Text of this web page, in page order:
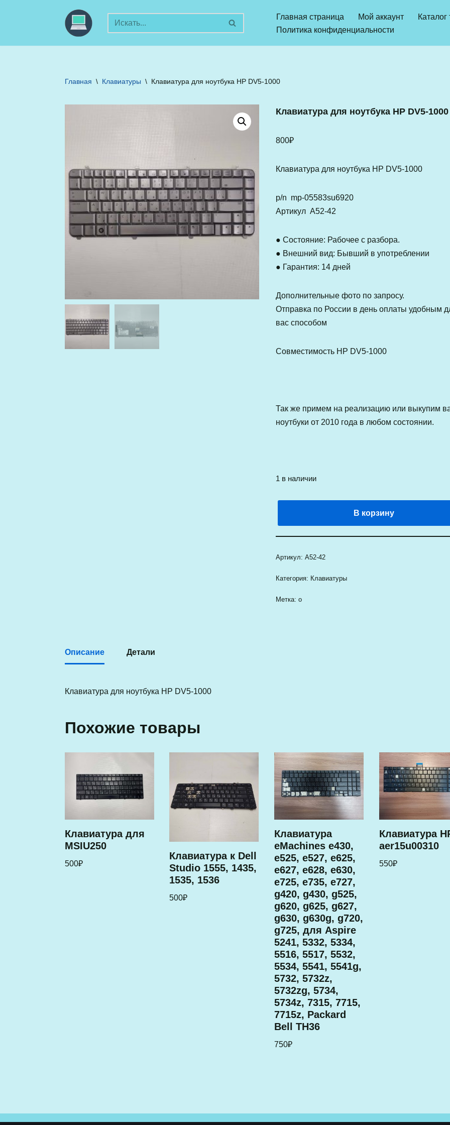
Главная страница Мой аккаунт
Политика конфиденциальности
Главная \ Клавиатуры \ Клавиатура для ноутбука HP DV5-1000
Клавиатура для ноутбука HP DV5-1000
800₽
Клавиатура для ноутбука HP DV5-1000
p/n mp-05583su6920
Артикул A52-42
● Состояние: Рабочее с разбора.
● Внешний вид: Бывший в употреблении
● Гарантия: 14 дней
Дополнительные фото по запросу.
Отправка по России в день оплаты удобным
вас способом
Совместимость HP DV5-1000
Так же примем на реализацию или выкупим
ноутбуки от 2010 года в любом состоянии.
1 в наличии
В корзину
Артикул: A52-42
Категория: Клавиатуры
Метка: о
Описание Детали
Клавиатура для ноутбука HP DV5-1000
Похожие товары
Клавиатура для
MSIU250
500₽
Клавиатура к Dell
Studio 1555, 1435,
1535, 1536
500₽
Клавиатура
eMachines e430,
e525, e527, e625,
e627, e628, e630,
e725, e735, e727,
g420, g430, g525,
g620, g625, g627,
g630, g630g, g720,
g725, для Aspire
5241, 5332, 5334,
5516, 5517, 5532,
5534, 5541, 5541g,
5732, 5732z,
5732zg, 5734,
5734z, 7315, 7715,
7715z, Packard
Bell TH36
750₽
Клавиатура
aer15u00310
550₽